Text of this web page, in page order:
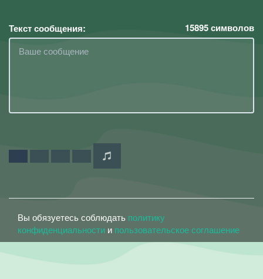
Текст сообщения: 15895символов
Вы обязуетесь соблюдать политику
конфиденциальности и пользовательское соглашение